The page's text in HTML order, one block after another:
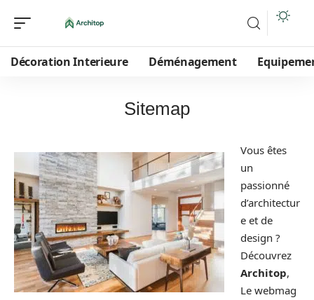
Décoration Interieure Déménagement
Sitemap
Vous êtes
un
passionné
d’architectur
e et de
design ?
Découvrez
Architop,
Le webmag